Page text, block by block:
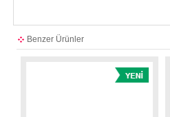
Benzer Ürünler